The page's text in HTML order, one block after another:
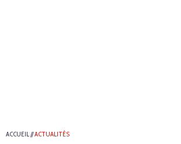
ACCUEIL//ACTUALITÉS